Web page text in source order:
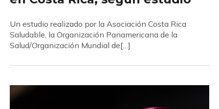
Un estudio realizado por la Asociación Costa Rica
Saludable, la Organización Panamericana de la
Salud/Organización Mundial de[…]